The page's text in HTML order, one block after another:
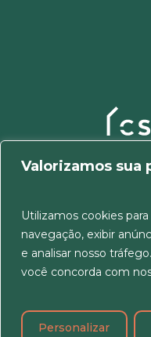
Valorizamos sua
Utilizamos cookies
navegação, exibir
e analisar nosso
você concorda com
Personalizar
© 2026 CSMV
uso